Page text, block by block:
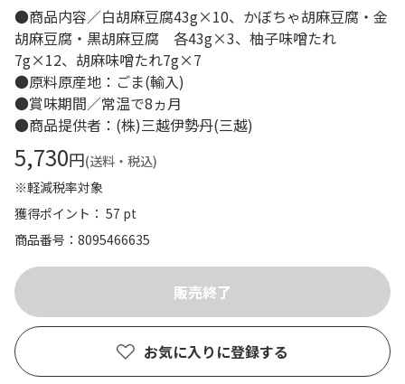
●商品内容／白胡麻豆腐43g×10、かぼちゃ胡麻豆腐・金
胡麻豆腐・黒胡麻豆腐 各43g×3、柚子味噌たれ
7g×12、胡麻味噌たれ7g×7
●原料原産地：ごま(輸入)
●賞味期間／常温で8ヵ月
●商品提供者：(株)三越伊勢丹(三越)
5,730円(送料・税込)
※軽減税率対象
獲得ポイント： 57 pt
商品番号
8095466635
お気に入りに登録する